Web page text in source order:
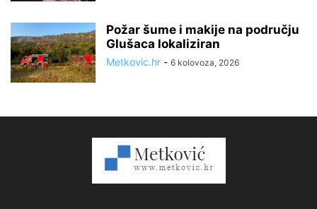
Požar šume i makije na području
Glušaca lokaliziran
Metkovic.hr - 6 kolovoza, 2026